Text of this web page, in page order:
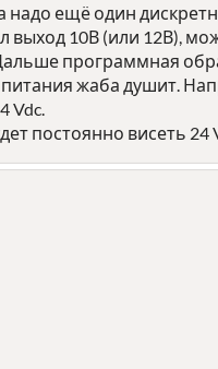
надо ещё один
выход 10В (или 12В),
программная
жаба душит.
Vdc.
постоянно висеть 24